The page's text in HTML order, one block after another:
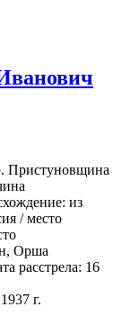
Пристуновщина
из
/ место
Орша
расстрела: 16
г.